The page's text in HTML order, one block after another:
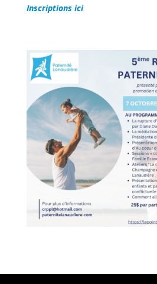
Inscriptions ici